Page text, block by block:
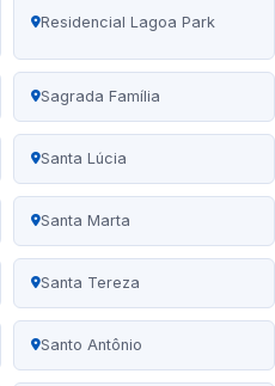
Residencial Lagoa Park
Sagrada Família
Santa Lúcia
Santa Marta
Santa Tereza
Santo Antônio